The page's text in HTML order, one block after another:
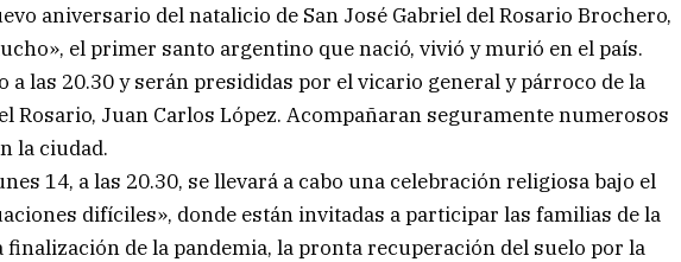
aniversario del natalicio de San José Gabriel del Rosario Brochero,
el primer santo argentino que nació, vivió y murió en el país.
a las 20.30 y serán presididas por el vicario general y párroco de la
Rosario, Juan Carlos López. Acompañaran seguramente numerosos
la ciudad.
14, a las 20.30, se llevará a cabo una celebración religiosa bajo el
difíciles», donde están invitadas a participar las familias de la
de la pandemia, la pronta recuperación del suelo por la